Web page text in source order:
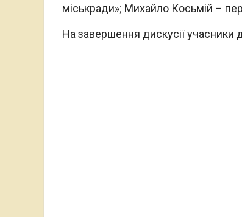
міськради»; Михайло Косьмій –
На завершення дискусії учасники